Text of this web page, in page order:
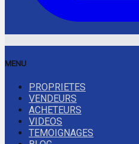
MENU
PROPRIETES
VENDEURS
ACHETEURS
VIDEOS
TEMOIGNAGES